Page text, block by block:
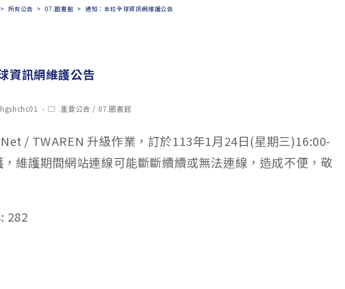
> 所有公告 > 07.圖書館 > 通知：本校全球資訊網維護公告
資訊網維護公告
Post.重要公告 / 07.圖書館
/ TWAREN 升級作業，訂於113年1月24日(星期三)16:00-
維護期間網站連線可能斷斷續續或無法連線，造成不便，敬
282